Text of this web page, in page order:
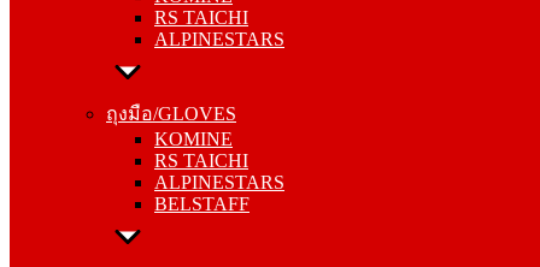
RS TAICHI
ALPINESTARS
ถุงมือ/GLOVES
KOMINE
RS TAICHI
ALPINESTARS
BELSTAFF
ถุงมือ/GLOVES
RS TAICHI
ALPINESTARS
BELSTAFF
รองเท้า/BOOTS